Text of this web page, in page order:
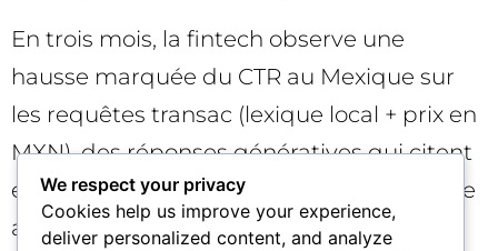
En trois mois, la fintech observe une
hausse marquée du CTR au Mexique sur
les requêtes transac (lexique local + prix en
MXN), des réponses génératives qui citent
enfin la page es-MX et non la es-ES, et une
augmentation des démos venues
We respect your privacy
Cookies help us improve your experience,
deliver personalized content, and analyze